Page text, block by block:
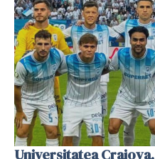
Universitatea